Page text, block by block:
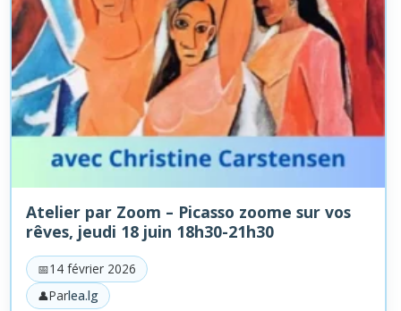
Atelier par Zoom – Picasso zoome sur vos
rêves, jeudi 18 juin 18h30-21h30
14 février 2026
Parlea.lg